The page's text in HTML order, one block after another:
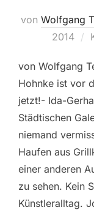
von Wolfgang
2014
von Wolfgang
Hohnke ist vor
jetzt!- Ida-
Städtischen
niemand
Haufen aus
einer anderen
zu sehen. Kein
Künstleralltag.